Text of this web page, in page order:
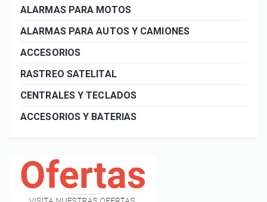
ALARMAS PARA MOTOS
ALARMAS PARA AUTOS Y CAMIONES
ACCESORIOS
RASTREO SATELITAL
CENTRALES Y TECLADOS
ACCESORIOS Y BATERIAS